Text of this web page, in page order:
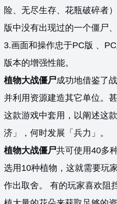
险、无尽生存、花瓶破碎者
版中没有出现过的一个僵尸
3.画面和操作忠于PC版 、
版本的增强性能。
植物大战僵尸成功地借鉴了
并利用资源建造其它单位。
这款游戏中套用，以阐述这
济」，何时发展「兵力」。
植物大战僵尸共可使用40多
选用10种植物，这就需要玩
作出取舍。 有的玩家喜欢阻